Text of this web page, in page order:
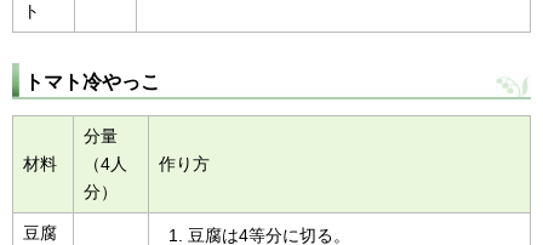
ト
トマト冷やっこ
材料
分量
（4人
分）
作り方
豆腐
豆腐は4等分に切る。